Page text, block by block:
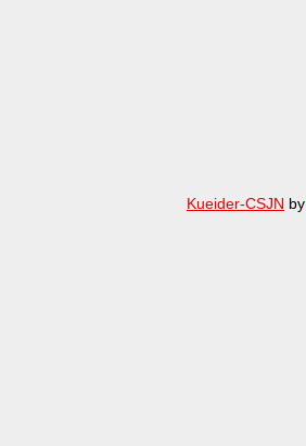
Kueider-CSJN by